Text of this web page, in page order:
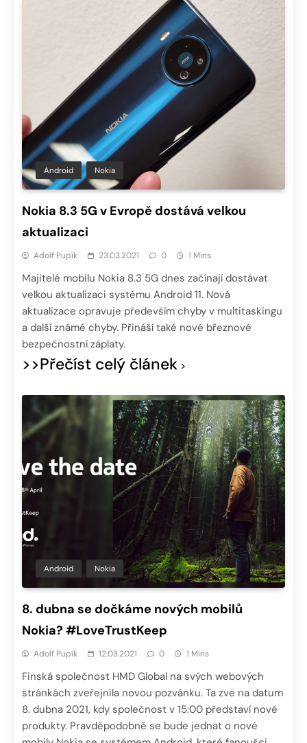
Android Nokia
Nokia 8.3 5G v Evropě dostává velkou
aktualizaci
Adolf Pupík 23.03.2021 0 1 Mins
Majitelé mobilu Nokia 8.3 5G dnes začínají dostávat
velkou aktualizaci systému Android 11. Nová
aktualizace opravuje především chyby v multitaskingu
a další známé chyby. Přináší také nové březnové
bezpečnostní záplaty.
>>Přečíst celý článek
Android Nokia
8. dubna se dočkáme nových mobilů
Nokia? #LoveTrustKeep
Adolf Pupík 12.03.2021 0 1 Mins
Finská společnost HMD Global na svých webových
stránkách zveřejnila novou pozvánku. Ta zve na datum
8. dubna 2021, kdy společnost v 15:00 představí nové
produkty. Pravděpodobně se bude jednat o nové